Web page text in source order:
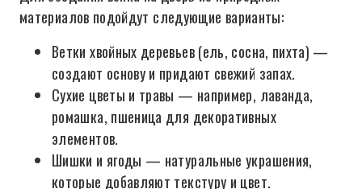
материалов подойдут следующие варианты:
Ветки хвойных деревьев (ель, сосна, пихта) —
создают основу и придают свежий запах.
Сухие цветы и травы — например, лаванда,
ромашка, пшеница для декоративных
элементов.
Шишки и ягоды — натуральные украшения,
которые добавляют текстуру и цвет.